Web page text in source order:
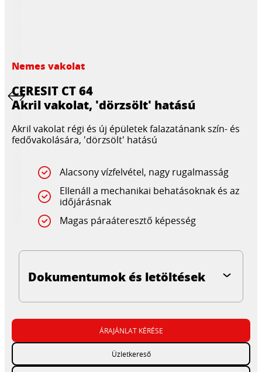
Nemes vakolat
CERESIT CT 64
Akril vakolat, 'dörzsölt' hatású
Akril vakolat régi és új épületek falazatánank szín- és
fedővakolására, 'dörzsölt' hatású
Alacsony vízfelvétel, nagy rugalmasság
Ellenáll a mechanikai behatásoknak és az
időjárásnak
Magas páraáteresztő képesség
Dokumentumok és letöltések
ÁRAJÁNLAT KÉRÉSE
Üzletkereső